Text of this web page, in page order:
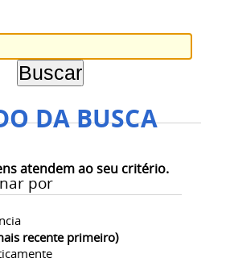
DA BUSCA
atendem ao seu critério.
por
recente primeiro)